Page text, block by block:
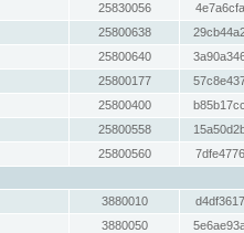
25830056
25800638
25800640
25800177
25800400
25800558
25800560
3880010
3880050